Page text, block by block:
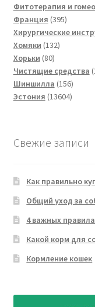
Фитотерапия и
Франция 395395
товаров
Хирургические
Хомяки 132132
Хорьки 8080
товаров
Чистящие средства
Шиншилла 156156
товаров
Эстония 1360413604
Свежие записи
Как правильно
Общий уход за
4 важных
Какой корм для
Кормление кошек